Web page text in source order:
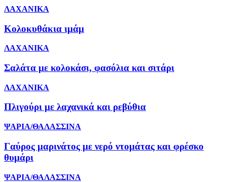
ΛΑΧΑΝΙΚΑ
Κολοκυθάκια ιμάμ
ΛΑΧΑΝΙΚΑ
Σαλάτα με κολοκάσι, φασόλια και σιτάρι
ΛΑΧΑΝΙΚΑ
Πλιγούρι με λαχανικά και ρεβύθια
ΨΑΡΙΑ/ΘΑΛΑΣΣΙΝΑ
Γαύρος μαρινάτος με νερό ντομάτας και φρέσκο
θυμάρι
ΨΑΡΙΑ/ΘΑΛΑΣΣΙΝΑ